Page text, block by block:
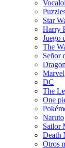
Star
Harry
Juego
The
Señor
Marvel
DC
The
One
Naruto
Sailor
Death
Otros